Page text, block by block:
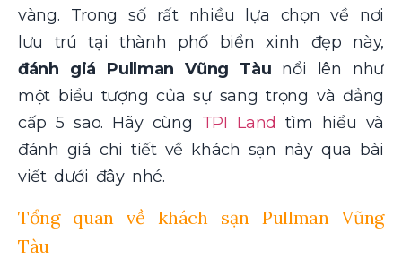
vàng. Trong số rất nhiều lựa chọn về nơi
lưu trú tại thành phố biển xinh đẹp này,
đánh giá Pullman Vũng Tàu nổi lên như
một biểu tượng của sự sang trọng và đẳng
cấp 5 sao. Hãy cùng TPI Land tìm hiểu và
đánh giá chi tiết về khách sạn này qua bài
viết dưới đây nhé.
Tổng quan về khách sạn Pullman Vũng
Tàu